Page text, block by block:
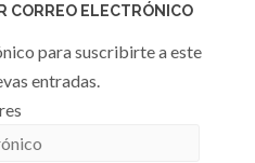
CORREO ELECTRÓNICO
para suscribirte a este
entradas.